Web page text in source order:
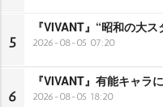
5
『VIVANT』“昭和の大
2026-08-05 07:20
6
『VIVANT』有能キャラ
2026-08-05 18:20